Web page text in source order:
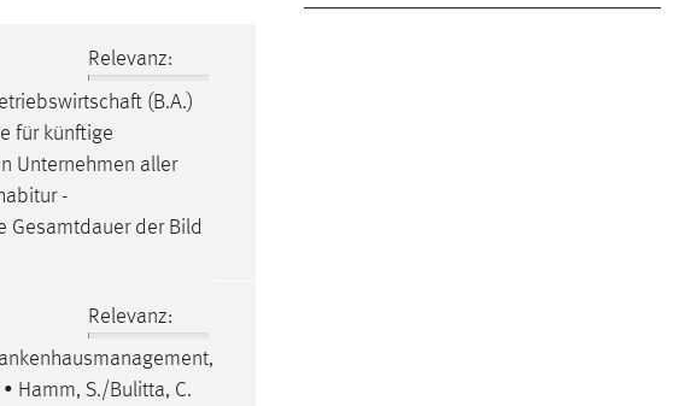
Relevanz:
(B.A.)
für künftige
Unternehmen aller
-
Gesamtdauer der Bild
Relevanz:
Hamm, S./Bulitta, C.